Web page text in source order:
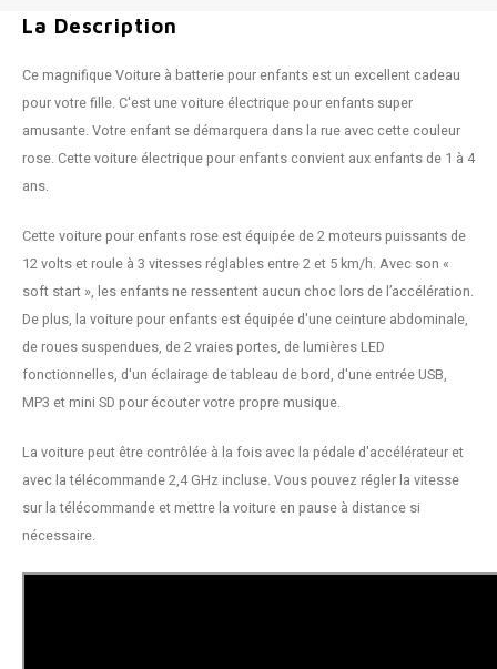
La Description
Ce magnifique Voiture à batterie pour enfants est un excellent cadeau
pour votre fille. C'est une voiture électrique pour enfants super
amusante. Votre enfant se démarquera dans la rue avec cette couleur
rose. Cette voiture électrique pour enfants convient aux enfants de 1 à 4
ans.
Cette voiture pour enfants rose est équipée de 2 moteurs puissants de
12 volts et roule à 3 vitesses réglables entre 2 et 5 km/h. Avec son «
soft start », les enfants ne ressentent aucun choc lors de l’accélération.
De plus, la voiture pour enfants est équipée d'une ceinture abdominale,
de roues suspendues, de 2 vraies portes, de lumières LED
fonctionnelles, d'un éclairage de tableau de bord, d'une entrée USB,
MP3 et mini SD pour écouter votre propre musique.
La voiture peut être contrôlée à la fois avec la pédale d'accélérateur et
avec la télécommande 2,4 GHz incluse. Vous pouvez régler la vitesse
sur la télécommande et mettre la voiture en pause à distance si
nécessaire.